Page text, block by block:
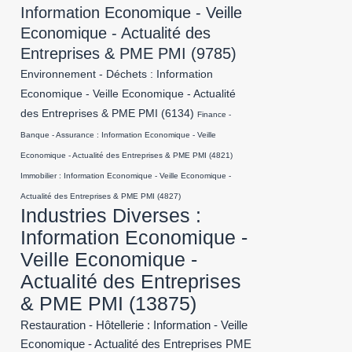
Information Economique - Veille
Economique - Actualité des
Entreprises & PME PMI (9785)
Environnement - Déchets : Information
Economique - Veille Economique - Actualité
des Entreprises & PME PMI
(6134) Finance -
Banque - Assurance : Information Economique - Veille
Economique - Actualité des Entreprises & PME PMI (4821)
Immobilier : Information Economique - Veille Economique -
Actualité des Entreprises & PME PMI (4827)
Industries Diverses :
Information Economique -
Veille Economique -
Actualité des Entreprises
& PME PMI (13875)
Restauration - Hôtellerie : Information - Veille
Economique - Actualité des Entreprises PME